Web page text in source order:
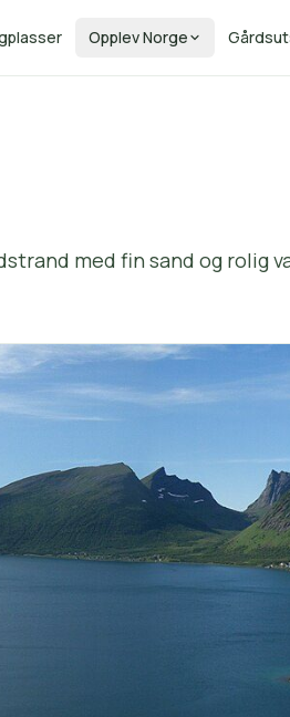
Opplev Norge
med fin sand og rolig